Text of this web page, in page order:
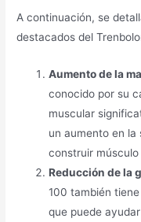
A continuación, se
destacados del
Aumento de la
conocido por su
muscular
un aumento en la
construir músculo
Reducción de la
100 también
que puede